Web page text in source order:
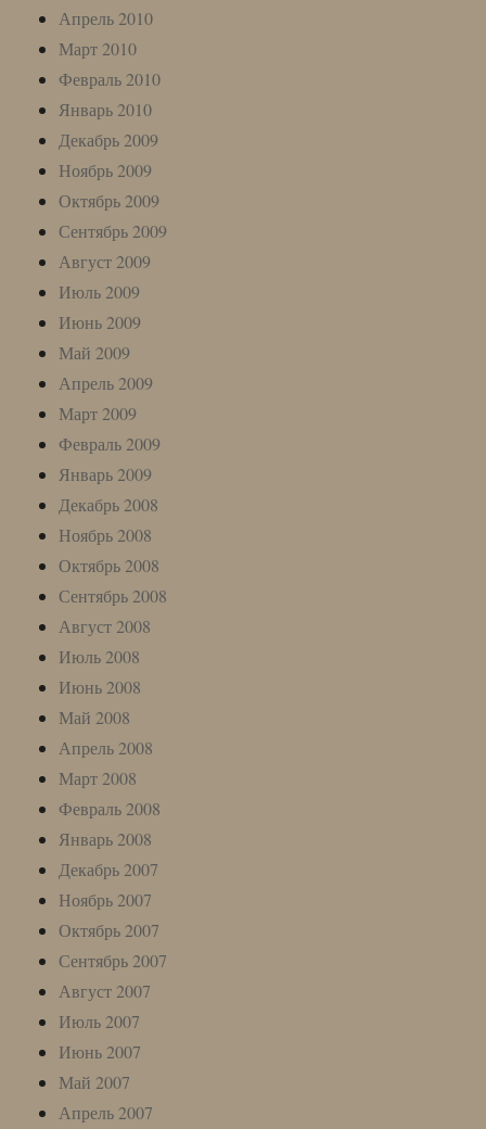
Апрель 2010
Март 2010
Февраль 2010
Январь 2010
Декабрь 2009
Ноябрь 2009
Октябрь 2009
Сентябрь 2009
Август 2009
Июль 2009
Июнь 2009
Май 2009
Апрель 2009
Март 2009
Февраль 2009
Январь 2009
Декабрь 2008
Ноябрь 2008
Октябрь 2008
Сентябрь 2008
Август 2008
Июль 2008
Июнь 2008
Май 2008
Апрель 2008
Март 2008
Февраль 2008
Январь 2008
Декабрь 2007
Ноябрь 2007
Октябрь 2007
Сентябрь 2007
Август 2007
Июль 2007
Июнь 2007
Май 2007
Апрель 2007